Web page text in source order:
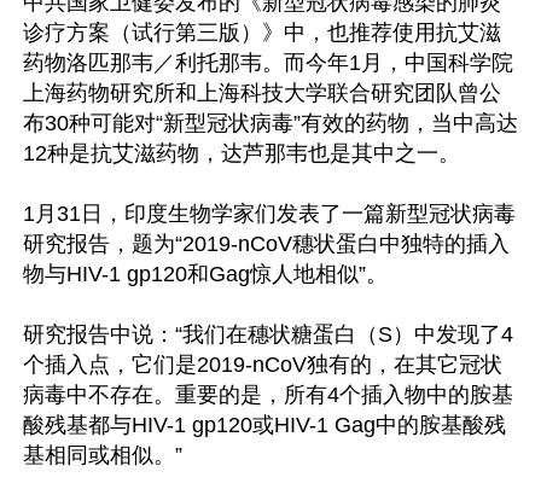
诊疗方案（试行第三版）》中，也推荐使用抗艾滋
药物洛匹那韦／利托那韦。而今年1月，中国科学院
上海药物研究所和上海科技大学联合研究团队曾公
布30种可能对“新型冠状病毒”有效的药物，当中高达
12种是抗艾滋药物，达芦那韦也是其中之一。
1月31日，印度生物学家们发表了一篇新型冠状病毒
研究报告，题为“2019-nCoV穗状蛋白中独特的插入
物与HIV-1 gp120和Gag惊人地相似”。
研究报告中说：“我们在穗状糖蛋白（S）中发现了4
个插入点，它们是2019-nCoV独有的，在其它冠状
病毒中不存在。重要的是，所有4个插入物中的胺基
酸残基都与HIV-1 gp120或HIV-1 Gag中的胺基酸残
基相同或相似。”